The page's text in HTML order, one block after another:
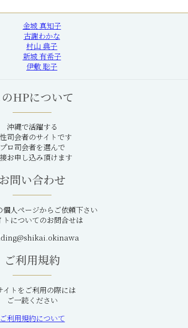
金城 真知子
古謝わかな
村山 典子
新城 有希子
伊敷 聡子
のHPについて
沖縄で活躍する
司会者のサイトです
プロ司会者を選んで
お申し込み頂けます
お問い合わせ
個人ページからご依頼下さい
トについてのお問合せは
ご利用規約
イトをご利用の際には
ご一読ください
ご利用規約について